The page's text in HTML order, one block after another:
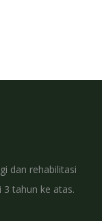
dan rehabilitasi
tahun ke atas.